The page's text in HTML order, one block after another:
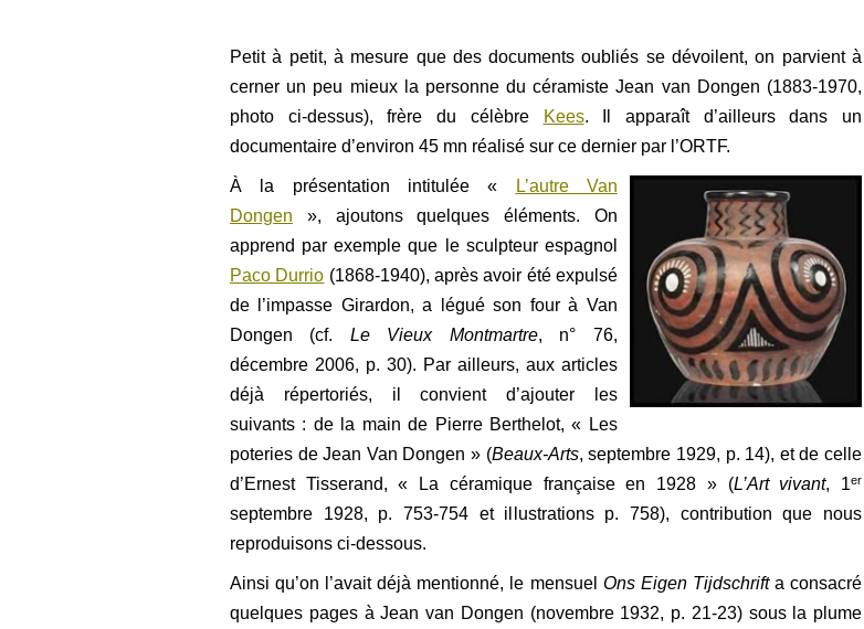
Petit à petit, à mesure que des documents oubliés se dévoilent, on parvient à
cerner un peu mieux la personne du céramiste Jean van Dongen (1883-1970,
photo ci-dessus), frère du célèbre
Kees. Il apparaît d’ailleurs dans un
documentaire d’environ 45 mn réalisé sur ce dernier par l’ORTF.
À la présentation intitulée «
L’autre Van
Dongen », ajoutons quelques éléments. On
apprend par exemple que le sculpteur espagnol
Paco Durrio (1868-1940), après avoir été expulsé
de l’impasse Girardon, a légué son four à Van
Dongen (cf. Le Vieux Montmartre, n° 76,
décembre 2006, p. 30). Par ailleurs, aux articles
déjà répertoriés, il convient d’ajouter les
suivants : de la main de Pierre Berthelot, « Les
poteries de Jean Van Dongen » (Beaux-Arts, septembre 1929, p. 14), et de celle
d’Ernest Tisserand, « La céramique française en 1928 » (L’Art vivant, 1er
septembre 1928, p. 753-754 et illustrations p. 758), contribution que nous
reproduisons ci-dessous.
Ainsi qu’on l’avait déjà mentionné, le mensuel Ons Eigen Tijdschrifta consacré
quelques pages à Jean van Dongen (novembre 1932, p. 21-23) sous la plume